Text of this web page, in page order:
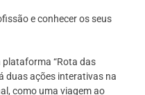
e conhecer os seus
plataforma “Rota das
duas ações interativas na
como uma viagem ao